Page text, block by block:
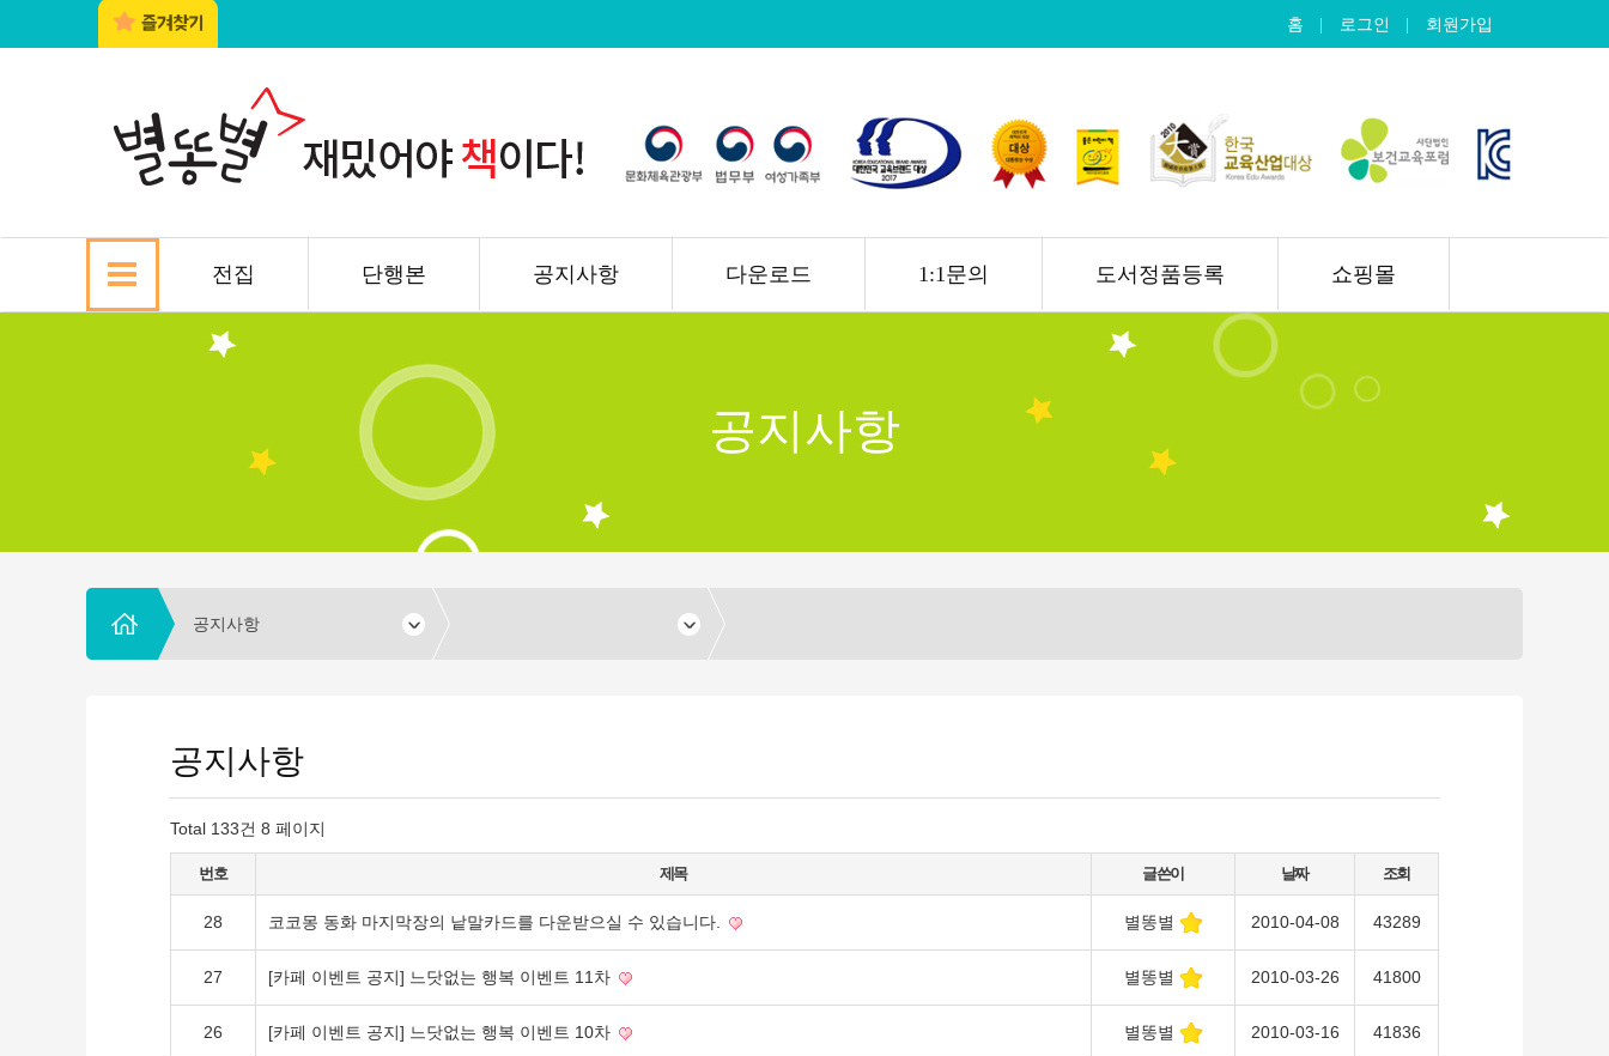
홈 로그인 회원가입
전집 단행본 공지사항 다운로드 1:1문의 도서정품등록 쇼핑몰
공지사항
공지사항
공지사항
Total 133건 8 페이지
번호 제목 글쓴이 날짜 조회
28 코코몽 동화 마지막장의 낱말카드를 다운받으실 수 있습니다. 별똥별 2010-04-08 43289
27 [카페 이벤트 공지] 느닷없는 행복 이벤트 11차 별똥별 2010-03-26 41800
26 [카페 이벤트 공지] 느닷없는 행복 이벤트 10차 별똥별 2010-03-16 41836